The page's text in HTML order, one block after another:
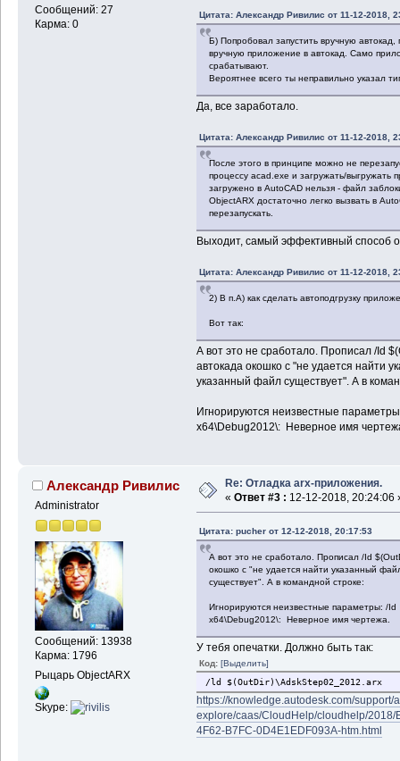
Сообщений: 27
Карма: 0
Цитата: Александр Ривилис от 11-12-2018,
Б) Попробовал запустить вручную автокад,
вручную приложение в автокад. Само
срабатывают.
Вероятнее всего ты неправильно указал
Да, все заработало.
Цитата: Александр Ривилис от 11-12-2018,
После этого в принципе можно не
процессу acad.exe и загружать/
загружено в AutoCAD нельзя - файл
ObjectARX достаточно легко вызвать в
перезапускать.
Выходит, самый эффективный способ
Цитата: Александр Ривилис от 11-12-2018,
2) В п.А) как сделать автоподгрузку
Вот так:
А вот это не сработало. Прописал /Id
автокада окошко с "не удается найти
указанный файл существует". А в
Игнорируются неизвестные
x64\Debug2012\: Неверное имя
Александр Ривилис
Administrator
Сообщений: 13938
Карма: 1796
Рыцарь ObjectARX
Skype:
Re: Отладка arx-приложения.
« Ответ #3 : 12-12-2018, 20:24:06
Цитата: pucher от 12-12-2018, 20:17:53
А вот это не сработало. Прописал /Id
окошко с "не удается найти указанный
существует". А в командной строке:
Игнорируются неизвестные параметры: /Id
x64\Debug2012\: Неверное имя чертежа.
У тебя опечатки. Должно быть так:
Код: [Выделить]
/ld $(OutDir)\AdskStep02_2012.arx
https://knowledge.autodesk.com/support/
explore/caas/CloudHelp/cloudhelp/
4F62-B7FC-0D4E1EDF093A-htm.html